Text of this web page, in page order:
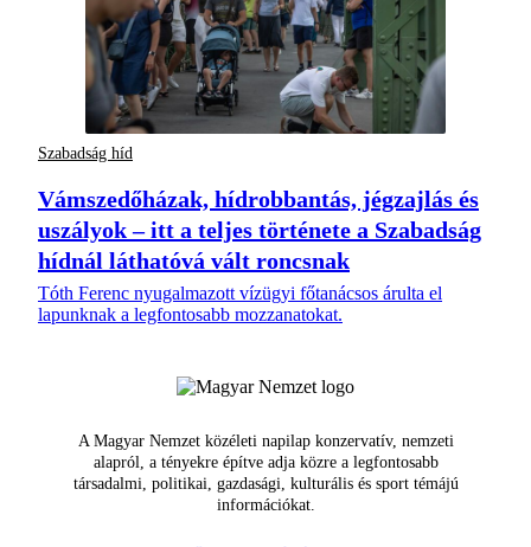
Szabadság híd
Vámszedőházak, hídrobbantás, jégzajlás és
uszályok – itt a teljes története a Szabadság
hídnál láthatóvá vált roncsnak
Tóth Ferenc nyugalmazott vízügyi főtanácsos árulta el
lapunknak a legfontosabb mozzanatokat.
A Magyar Nemzet közéleti napilap konzervatív, nemzeti
alapról, a tényekre építve adja közre a legfontosabb
társadalmi, politikai, gazdasági, kulturális és sport témájú
információkat.